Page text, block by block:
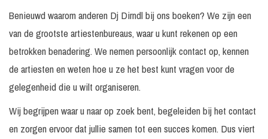
Benieuwd waarom anderen Dj Dirndl bij ons boeken? We zijn een
van de grootste artiestenbureaus, waar u kunt rekenen op een
betrokken benadering. We nemen persoonlijk contact op, kennen
de artiesten en weten hoe u ze het best kunt vragen voor de
gelegenheid die u wilt organiseren.
Wij begrijpen waar u naar op zoek bent, begeleiden bij het contact
en zorgen ervoor dat jullie samen tot een succes komen. Dus viert